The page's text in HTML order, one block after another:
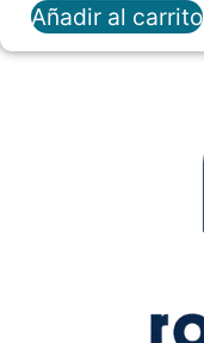
Añadir al carrito